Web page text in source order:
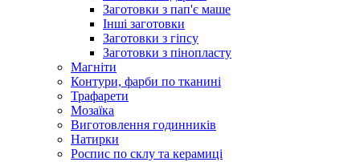
Заготовки з пап'є маше
Інші заготовки
Заготовки з гіпсу
Заготовки з пінопласту
Магніти
Контури, фарби по тканині
Трафарети
Мозаїка
Виготовлення годинників
Натирки
Роспис по склу та керамиці